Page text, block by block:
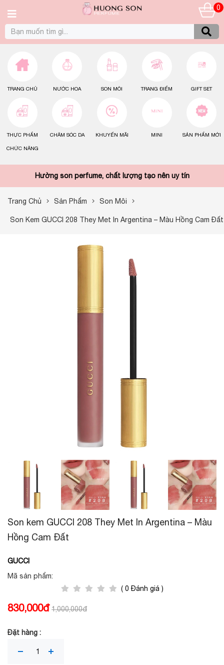
0
TRANG CHỦ NƯỚC HOA SON MÔI TRANG ĐIỂM GIFT SET
THỰC PHẨM
CHỨC NĂNG
CHĂM SÓC DA KHUYẾN MÃI MINI SẢN PHẨM MỚI
Hường son perfume, chất lượng tạo nên uy tín
Trang Chủ Sản Phẩm Son Môi
Son Kem GUCCI 208 They Met In Argentina – Màu Hồng Cam Đất
Son kem GUCCI 208 They Met In Argentina – Màu
Hồng Cam Đất
GUCCI
Mã sản phẩm:
( 0 Đánh giá )
830,000đ 1,000,000đ
Đặt hàng :